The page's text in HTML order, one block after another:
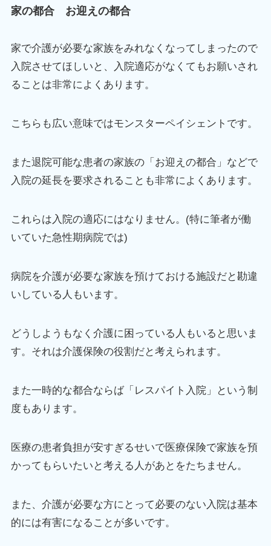
家の都合 お迎えの都合
家で介護が必要な家族をみれなくなってしまったので
入院させてほしいと、入院適応がなくてもお願いされ
ることは非常によくあります。
こちらも広い意味ではモンスターペイシェントです。
また退院可能な患者の家族の「お迎えの都合」などで
入院の延長を要求されることも非常によくあります。
これらは入院の適応にはなりません。(特に筆者が働
いていた急性期病院では)
病院を介護が必要な家族を預けておける施設だと勘違
いしている人もいます。
どうしようもなく介護に困っている人もいると思いま
す。それは介護保険の役割だと考えられます。
また一時的な都合ならば「レスパイト入院」という制
度もあります。
医療の患者負担が安すぎるせいで医療保険で家族を預
かってもらいたいと考える人があとをたちません。
また、介護が必要な方にとって必要のない入院は基本
的には有害になることが多いです。